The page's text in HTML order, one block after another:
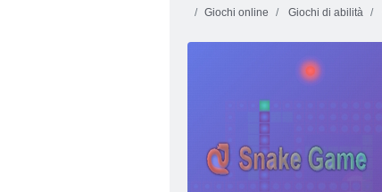
Tiger Simulator 3D
Giochi online Giochi di abilità